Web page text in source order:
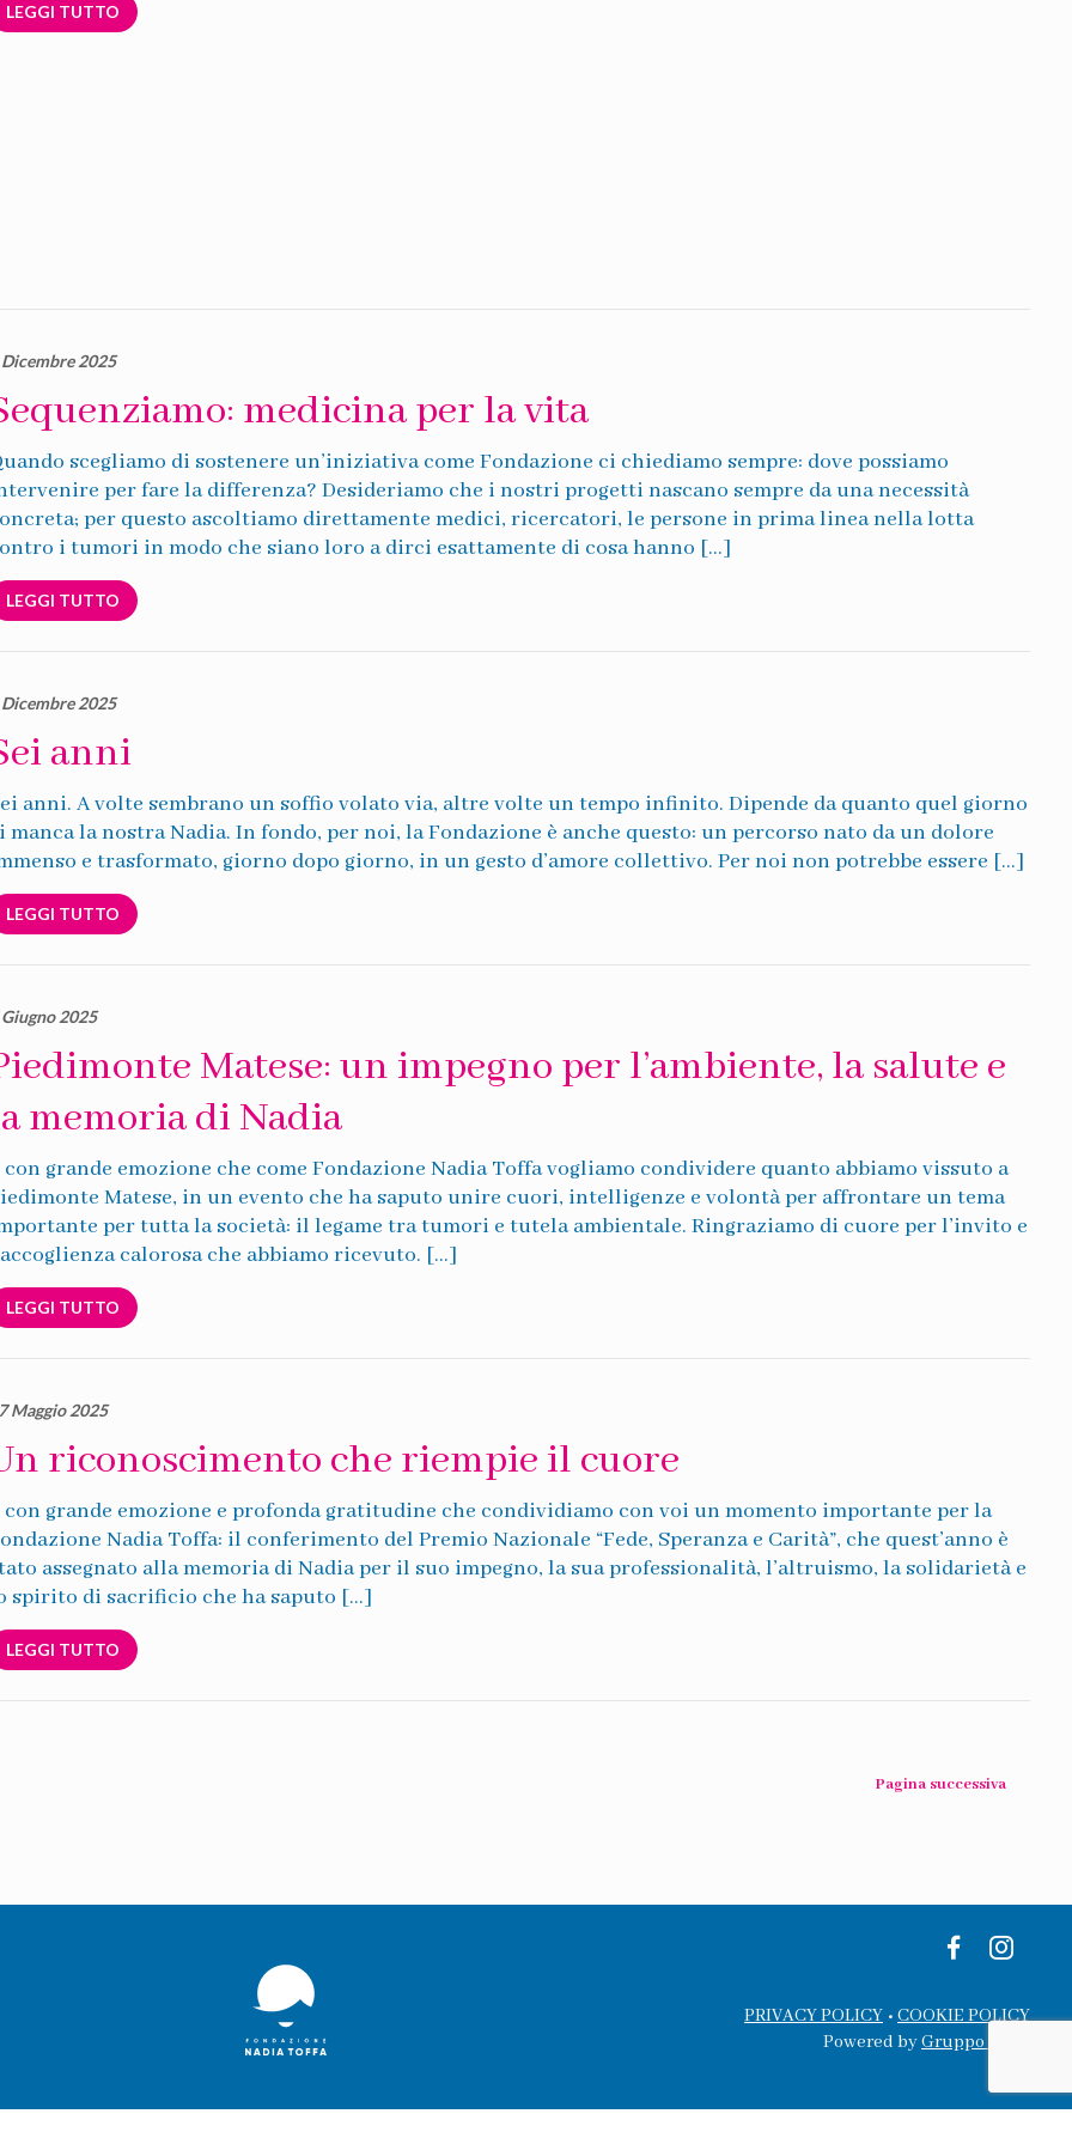
LEGGI TUTTO
2025
medicina per la vita
scegliamo di sostenere un’iniziativa come Fondazione ci chiediamo sempre: dove possiamo
per fare la differenza? Desideriamo che i nostri progetti nascano sempre da una necessità
per questo ascoltiamo direttamente medici, ricercatori, le persone in prima linea nella lotta
i tumori in modo che siano loro a dirci esattamente di cosa hanno […]
LEGGI TUTTO
2025
anni
anni. A volte sembrano un soffio volato via, altre volte un tempo infinito. Dipende da quanto quel giorno
manca la nostra Nadia. In fondo, per noi, la Fondazione è anche questo: un percorso nato da un dolore
e trasformato, giorno dopo giorno, in un gesto d’amore collettivo. Per noi non potrebbe essere […]
LEGGI TUTTO
Giugno 2025
Matese: un impegno per l’ambiente, la salute e
memoria di Nadia
con grande emozione che come Fondazione Nadia Toffa vogliamo condividere quanto abbiamo vissuto a
Matese, in un evento che ha saputo unire cuori, intelligenze e volontà per affrontare un tema
per tutta la società: il legame tra tumori e tutela ambientale. Ringraziamo di cuore per l’invito e
calorosa che abbiamo ricevuto. […]
LEGGI TUTTO
Maggio 2025
riconoscimento che riempie il cuore
con grande emozione e profonda gratitudine che condividiamo con voi un momento importante per la
Nadia Toffa: il conferimento del Premio Nazionale “Fede, Speranza e Carità”, che quest’anno è
assegnato alla memoria di Nadia per il suo impegno, la sua professionalità, l’altruismo, la solidarietà e
spirito di sacrificio che ha saputo […]
LEGGI TUTTO
Pagina successiva
PRIVACY POLICY • COOKIE POLICY
Powered byGruppo WISE